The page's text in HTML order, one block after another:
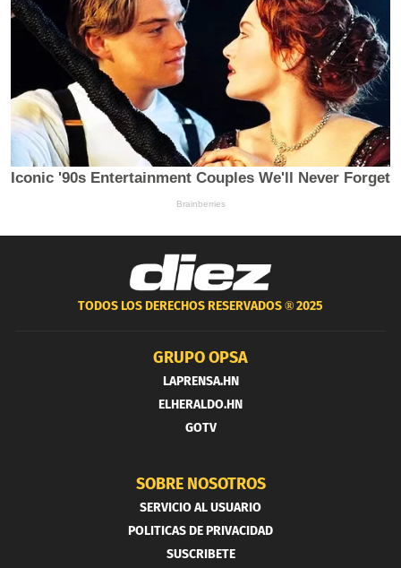
TODOS LOS DERECHOS RESERVADOS ®2025
GRUPO OPSA
LAPRENSA.HN
ELHERALDO.HN
GOTV
SOBRE NOSOTROS
SERVICIO AL USUARIO
POLITICAS DE PRIVACIDAD
SUSCRIBETE